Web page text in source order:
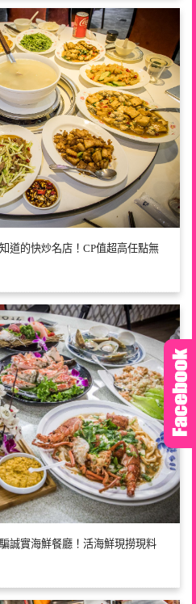
道的快炒名店！CP值超高任點無
誠實海鮮餐廳！活海鮮現撈現料